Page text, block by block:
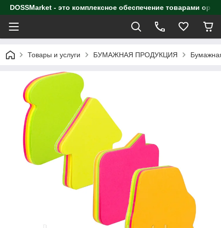
DOSSMarket - это комплексное обеспечение товарами
Товары и услуги БУМАЖНАЯ ПРОДУКЦИЯ